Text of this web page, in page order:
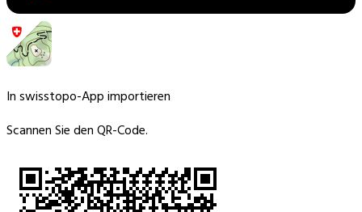
In swisstopo-App importieren
Scannen Sie den QR-Code.